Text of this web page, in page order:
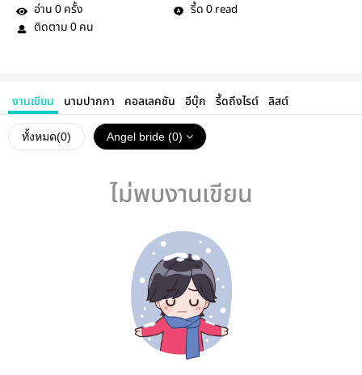
อ่าน 0 ครั้ง รี้ด 0 read
ติดตาม 0 คน
งานเขียน นามปากกา คอลเลคชัน อีบุ๊ก รี้ดถึงไรต์ ลิสต์
ทั้งหมด(0) Angel bride (0)
ไม่พบงานเขียน